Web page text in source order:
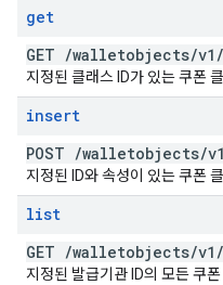
get
GET /walletobjects/v1 /
지정된 클래스 ID가 있는 쿠폰
insert
POST /walletobjects/v1
지정된 ID와 속성이 있는 쿠폰
list
GET /walletobjects/v1 /
지정된 발급기관 ID의 모든 쿠